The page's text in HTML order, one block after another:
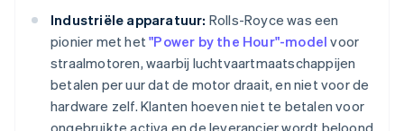
Industriële apparatuur: Rolls-Royce was een
pionier met het"Power by the Hour"-model voor
straalmotoren, waarbij luchtvaartmaatschappijen
betalen per uur dat de motor draait, en niet voor de
hardware zelf. Klanten hoeven niet te betalen voor